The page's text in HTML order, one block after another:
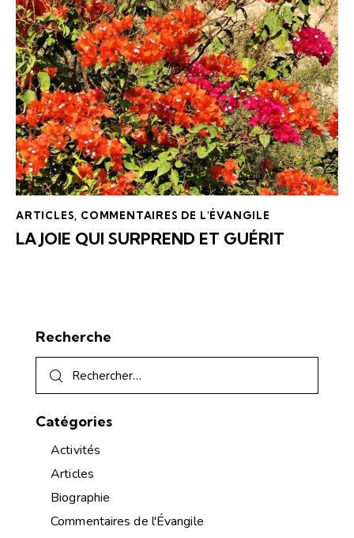
ARTICLES, COMMENTAIRES DE L'ÉVANGILE
LA JOIE QUI SURPREND ET GUÉRIT
Recherche
Catégories
Activités
Articles
Biographie
Commentaires de l'Évangile